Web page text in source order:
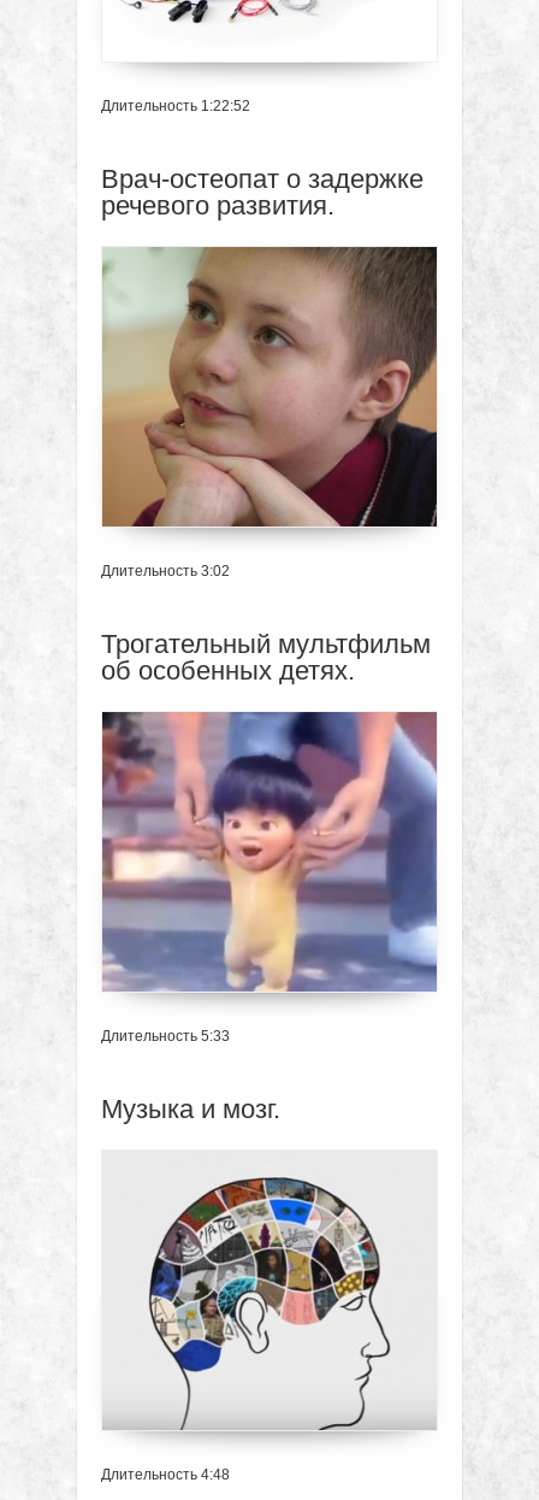
Длительность 1:22:52
Врач-остеопат о задержке
речевого развития.
Длительность 3:02
Трогательный мультфильм
об особенных детях.
Длительность 5:33
Музыка и мозг.
Длительность 4:48